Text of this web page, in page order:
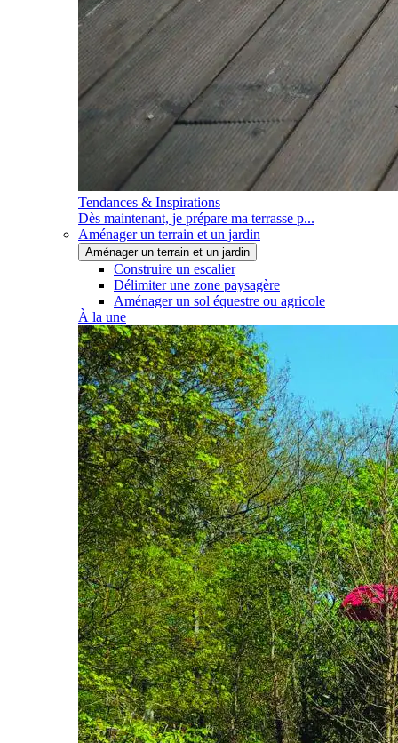
Tendances & Inspirations
Dès maintenant, je prépare ma terrasse p...
Aménager un terrain et un jardin
Aménager un terrain et un jardin
Construire un escalier
Délimiter une zone paysagère
Aménager un sol équestre ou agricole
À la une